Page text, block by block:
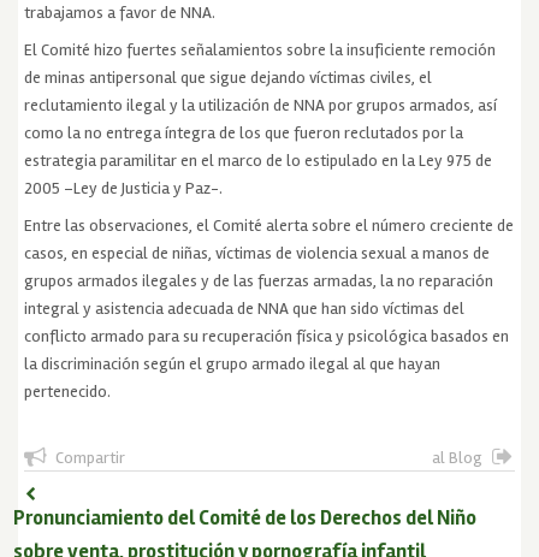
trabajamos a favor de NNA.
El Comité hizo fuertes señalamientos sobre la insuficiente remoción
de minas antipersonal que sigue dejando víctimas civiles, el
reclutamiento ilegal y la utilización de NNA por grupos armados, así
como la no entrega íntegra de los que fueron reclutados por la
estrategia paramilitar en el marco de lo estipulado en la Ley 975 de
2005 –Ley de Justicia y Paz-.
Entre las observaciones, el Comité alerta sobre el número creciente de
casos, en especial de niñas, víctimas de violencia sexual a manos de
grupos armados ilegales y de las fuerzas armadas, la no reparación
integral y asistencia adecuada de NNA que han sido víctimas del
conflicto armado para su recuperación física y psicológica basados en
la discriminación según el grupo armado ilegal al que hayan
pertenecido.
Compartir al Blog
Pronunciamiento del Comité de los Derechos del Niño
sobre venta, prostitución y pornografía infantil